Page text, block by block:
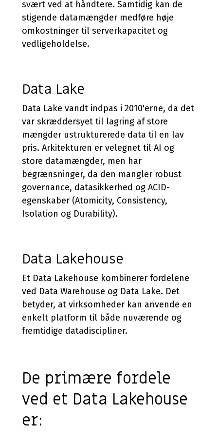
svært ved at håndtere. Samtidig kan de
stigende datamængder medføre høje
omkostninger til serverkapacitet og
vedligeholdelse.
Data Lake
Data Lake vandt indpas i 2010'erne, da det
var skræddersyet til lagring af store
mængder ustrukturerede data til en lav
pris. Arkitekturen er velegnet til AI og
store datamængder, men har
begrænsninger, da den mangler robust
governance, datasikkerhed og ACID-
egenskaber (Atomicity, Consistency,
Isolation og Durability).
Data Lakehouse
Et Data Lakehouse kombinerer fordelene
ved Data Warehouse og Data Lake. Det
betyder, at virksomheder kan anvende en
enkelt platform til både nuværende og
fremtidige datadiscipliner.
De primære fordele
ved et Data Lakehouse
er: